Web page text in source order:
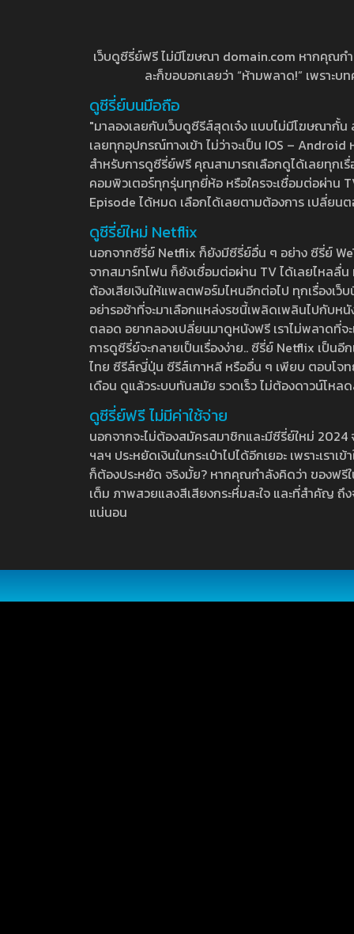
เว็บดูซีรี่ย์ฟรี ไม่มีโฆษณา domain.com หากคุณก
ละก็ขอบอกเลยว่า “ห้ามพลาด!” เพราะ
ดูซีรี่ย์บนมือถือ
"มาลองเลยกับเว็บดูซีรีส์สุดเจ๋ง แบบไม่มีโฆษณากั้
เลยทุกอุปกรณ์ทางเข้า ไม่ว่าจะเป็น IOS –
สำหรับการดูซีรี่ย์ฟรี คุณสามารถเลือกดูได้เลยทุกเ
คอมพิวเตอร์ทุกรุ่นทุกยี่ห้อ หรือใครจะเชื่อมต่อผ่าน
Episode ได้หมด เลือกได้เลยตามต้องการ เปลี่ยน
ดูซีรี่ย์ใหม่ Netflix
นอกจากซีรี่ย์ Netflix ก็ยังมีซีรี่ย์อื่น ๆ อย่าง ซีรี่ย์
จากสมาร์ทโฟน ก็ยังเชื่อมต่อผ่าน TV ได้เลยไหลลื่
ต้องเสียเงินให้แพลตฟอร์มไหนอีกต่อไป ทุกเรื่องเว็
อย่ารอช้าที่จะมาเลือกแหล่งรชนี้เพลิดเพลินไปกับห
ตลอด อยากลองเปลี่ยนมาดูหนังฟรี เราไม่พลาดที่
การดูซีรี่ย์จะกลายเป็นเรื่องง่าย.. ซีรี่ย์ Netflix เป็น
ไทย ซีรีส์ญี่ปุ่น ซีรีส์เกาหลี หรืออื่น ๆ เพียบ ตอบโจท
เดือน ดูแล้วระบบทันสมัย รวดเร็ว ไม่ต้องดาวน์โห
ดูซีรี่ย์ฟรี ไม่มีค่าใช้จ่าย
นอกจากจะไม่ต้องสมัครสมาชิกและมีซีรี่ย์ใหม่
ฯลฯ ประหยัดเงินในกระเป๋าไปได้อีกเยอะ เพราะเร
ก็ต้องประหยัด จริงมั้ย? หากคุณกำลังคิดว่า ของฟ
เต็ม ภาพสวยแสงสีเสียงกระหึ่มสะใจ และที่สำคัญ
แน่นอน